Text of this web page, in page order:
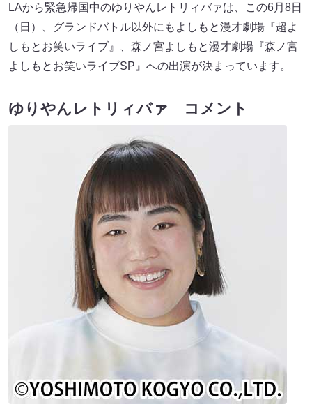
LAから緊急帰国中のゆりやんレトリィバァは、この6月8日
（日）、グランドバトル以外にもよしもと漫才劇場『超よ
しもとお笑いライブ』、森ノ宮よしもと漫才劇場『森ノ宮
よしもとお笑いライブSP』への出演が決まっています。
ゆりやんレトリィバァ コメント